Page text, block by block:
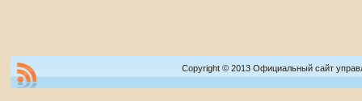
Copyright © 2013 Официальный сайт